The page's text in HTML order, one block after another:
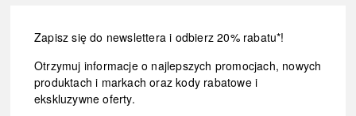
Zapisz się do newslettera i odbierz 20% rabatu*!
Otrzymuj informacje o najlepszych promocjach, nowych
produktach i markach oraz kody rabatowe i
ekskluzywne oferty.